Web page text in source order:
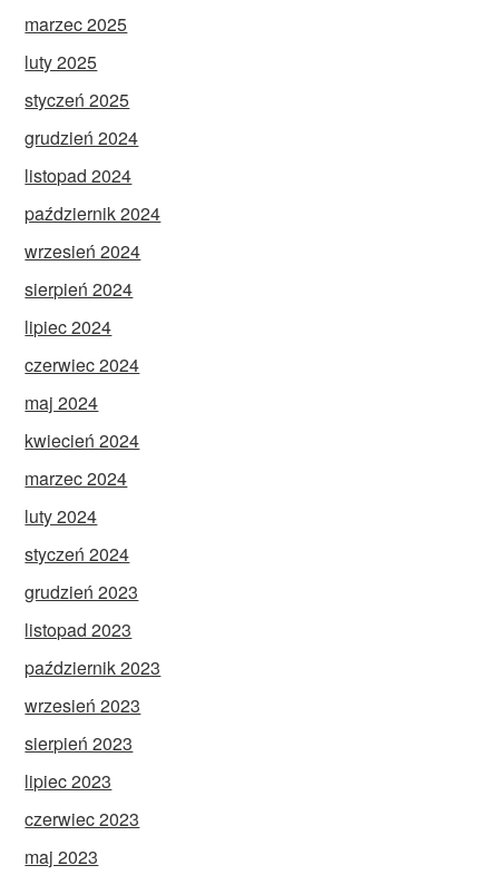
marzec 2025
luty 2025
styczeń 2025
grudzień 2024
listopad 2024
październik 2024
wrzesień 2024
sierpień 2024
lipiec 2024
czerwiec 2024
maj 2024
kwiecień 2024
marzec 2024
luty 2024
styczeń 2024
grudzień 2023
listopad 2023
październik 2023
wrzesień 2023
sierpień 2023
lipiec 2023
czerwiec 2023
maj 2023